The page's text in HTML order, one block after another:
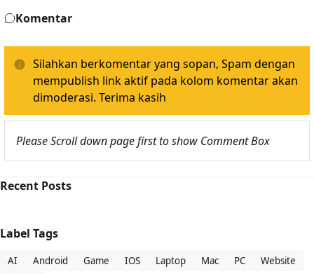
Komentar
Silahkan berkomentar yang sopan, Spam dengan
mempublish link aktif pada kolom komentar akan
dimoderasi. Terima kasih
Please Scroll down page first to show Comment Box
Recent Posts
Label Tags
AI Android Game IOS Laptop Mac PC
Website